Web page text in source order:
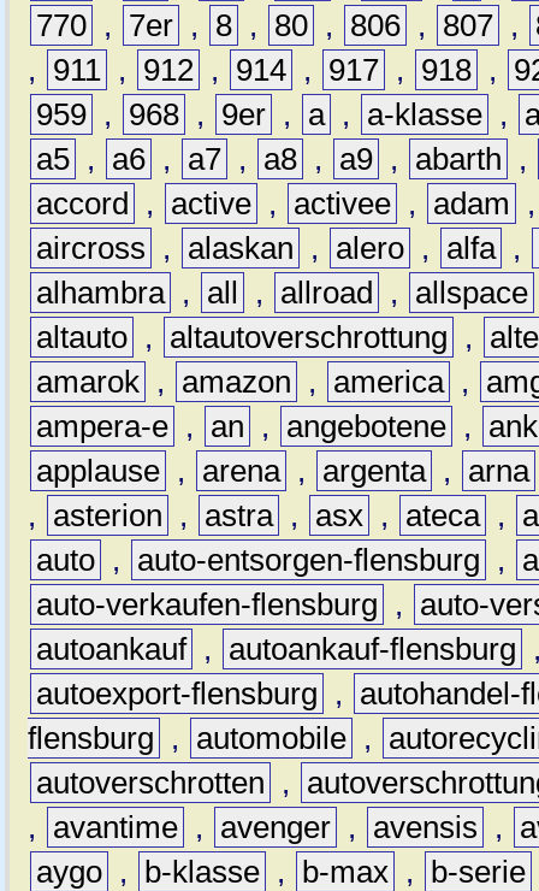
770 , 7er , 8 , 80 , 806 , 807 ,
,
911 , 912 , 914 , 917 , 918 ,
959 , 968 , 9er , a , a-klasse ,
a5 , a6 , a7 , a8 , a9 , abarth
,
accord
, active , activee , adam
aircross
, alaskan , alero , alfa ,
alhambra , all , allroad , allspace
altauto , altautoverschrottung ,
amarok , amazon , america ,
ampera-e , an , angebotene ,
applause , arena , argenta , arna
,
asterion , astra , asx , ateca ,
auto , auto-entsorgen-flensburg ,
auto-verkaufen-flensburg
,
auto-
autoankauf , autoankauf-flensburg
autoexport-flensburg
,
autohandel-
flensburg
, automobile ,
autoverschrotten
,
,
avantime , avenger , avensis ,
aygo , b-klasse , b-max , b-serie